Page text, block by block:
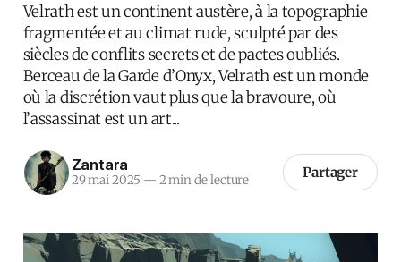
Velrath est un continent austère, à la topographie
fragmentée et au climat rude, sculpté par des
siècles de conflits secrets et de pactes oubliés.
Berceau de la Garde d’Onyx, Velrath est un monde
où la discrétion vaut plus que la bravoure, où
l’assassinat est un art...
Zantara
29 mai 2025 — 2 min de lecture Partager